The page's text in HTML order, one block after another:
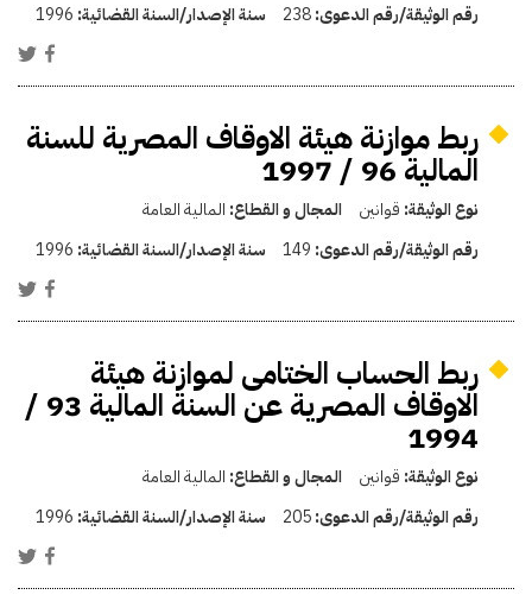
رقم الوثيقة/رقم الدعوى:238 سنة الإصدار/السنة القضائية: 1996
ربط موازنة هيئة الاوقاف المصرية للسنة
المالية 96 / 1997
نوع الوثيقة: قوانين المجال و القطاع: المالية العامة
رقم الوثيقة/رقم الدعوى: 149 سنة الإصدار/السنة القضائية: 1996
ربط الحساب الختامى لموازنة هيئة
الاوقاف المصرية عن السنة المالية 93 /
1994
نوع الوثيقة: قوانين المجال و القطاع: المالية العامة
رقم الوثيقة/رقم الدعوى:205 سنة الإصدار/السنة القضائية: 1996